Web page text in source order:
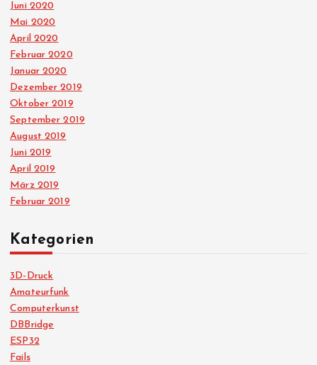
Juni 2020
Mai 2020
April 2020
Februar 2020
Januar 2020
Dezember 2019
Oktober 2019
September 2019
August 2019
Juni 2019
April 2019
März 2019
Februar 2019
Kategorien
3D-Druck
Amateurfunk
Computerkunst
DBBridge
ESP32
Fails